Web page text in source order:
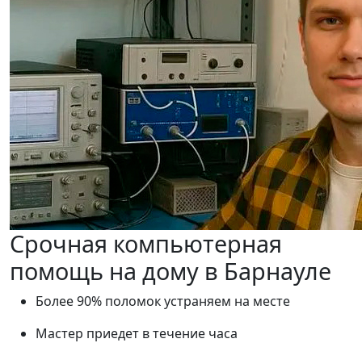
Срочная компьютерная
помощь на дому в Барнауле
Более 90% поломок устраняем на месте
Мастер приедет в течение часа